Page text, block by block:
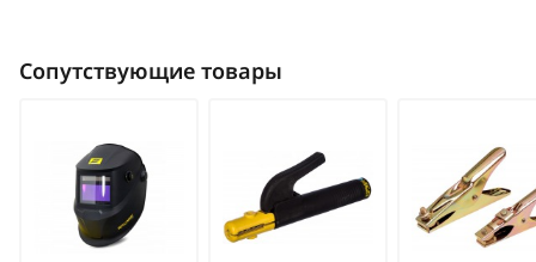
Сопутствующие товары